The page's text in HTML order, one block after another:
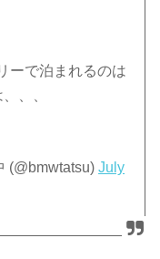
ーで泊まれるのは
、、
(@bmwtatsu)July